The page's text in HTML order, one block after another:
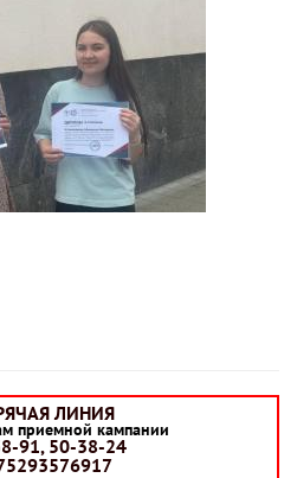
ЛИНИЯ
приемной кампании
91, 50-38-24